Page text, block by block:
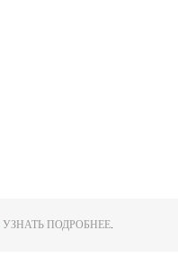
УЗНАТЬ ПОДРОБНЕЕ.